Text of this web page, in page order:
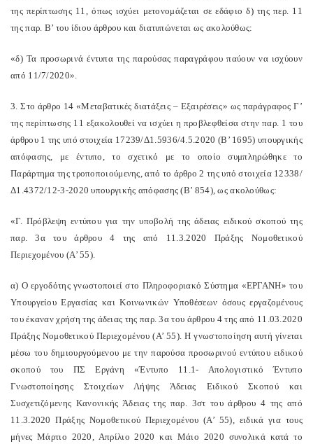
της περίπτωσης 11, όπως ισχύει μετονομάζεται σε εδάφιο δ) της περ. 11
της παρ. Β’ του ίδιου άρθρου και διατυπώνεται ως ακολούθως:
«δ) Τα προσωρινά έντυπα της παρούσας παραγράφου παύουν να ισχύουν
από 11/7/2020».
3. Στο άρθρο 14 «Μεταβατικές διατάξεις – Εξαιρέσεις» ως παράγραφος Γ’
της περίπτωσης 11 εξακολουθεί να ισχύει η προβλεφθείσα στην παρ. 1 του
άρθρου 1 της υπό στοιχεία 17239/Δ1.5936/4.5.2020 (Β’ 1695) υπουργικής
απόφασης, με έντυπο, το σχετικό με το οποίο συμπληρώθηκε το
Παράρτημα της τροποποιούμενης, από το άρθρο 2 της υπό στοιχεία 12338/
Δ1.4372/12-3-2020 υπουργικής απόφασης (Β’ 854), ως ακολούθως:
«Γ. Πρόβλεψη εντύπου για την υποβολή της άδειας ειδικού σκοπού της
παρ. 3α του άρθρου 4 της από 11.3.2020 Πράξης Νομοθετικού
Περιεχομένου (Α’ 55).
α) Ο εργοδότης γνωστοποιεί στο Πληροφοριακό Σύστημα «ΕΡΓΑΝΗ» του
Υπουργείου Εργασίας και Κοινωνικών Υποθέσεων όσους εργαζομένους
του έκαναν χρήση της άδειας της παρ. 3α του άρθρου 4 της από 11.03.2020
Πράξης Νομοθετικού Περιεχομένου (Α’ 55). Η γνωστοποίηση αυτή γίνεται
μέσω του δημιουργούμενου με την παρούσα προσωρινού εντύπου ειδικού
σκοπού του ΠΣ Εργάνη «Έντυπο 11.1- Απολογιστικό Έντυπο
Γνωστοποίησης Στοιχείων Λήψης Άδειας Ειδικού Σκοπού και
Συσχετιζόμενης Κανονικής Άδειας της παρ. 3στ του άρθρου 4 της από
11.3.2020 Πράξης Νομοθετικού Περιεχομένου (Α’ 55), ειδικά για τους
μήνες Μάρτιο 2020, Απρίλιο 2020 και Μάιο 2020 συνολικά κατά το